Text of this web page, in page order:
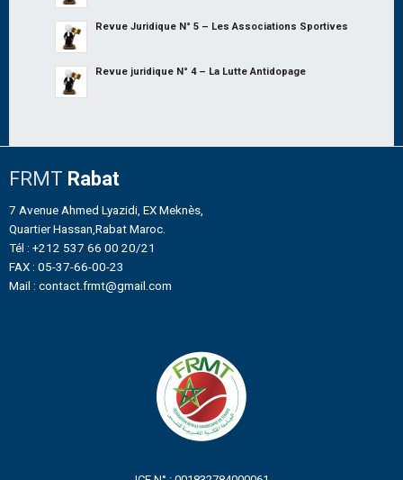
Revue Juridique N° 5 – Les Associations Sportives
Revue juridique N° 4 – La Lutte Antidopage
FRMT Rabat
7 Avenue Ahmed Lyazidi, EX Meknès,
Quartier Hassan,Rabat Maroc.
Tél : +212 537 66 00 20/21
FAX : 05-37-66-00-23
Mail : contact.frmt@gmail.com